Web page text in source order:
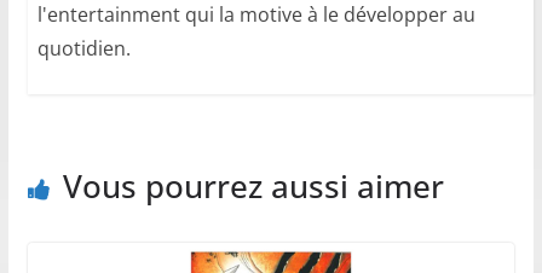
l'entertainment qui la motive à le développer au
quotidien.
Vous pourrez aussi aimer